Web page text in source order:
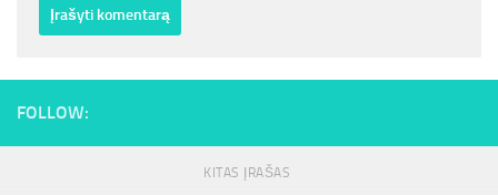
FOLLOW:
KITAS ĮRAŠAS